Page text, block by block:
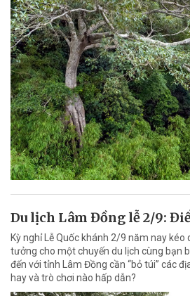
Du lịch Lâm Đồng lễ 2/9:
Kỳ nghỉ Lễ Quốc khánh 2/9 năm nay kéo
tưởng cho một chuyến du lịch cùng bạn
đến với tỉnh Lâm Đồng cần “bỏ túi” các
hay và trò chơi nào hấp dẫn?